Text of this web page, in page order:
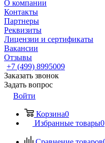
О компании
Контакты
Партнеры
Реквизиты
Лицензии и сертификаты
Вакансии
Отзывы
+7 (499) 8995009
Заказать звонок
Задать вопрос
Войти
Корзина0
Избранные товары0